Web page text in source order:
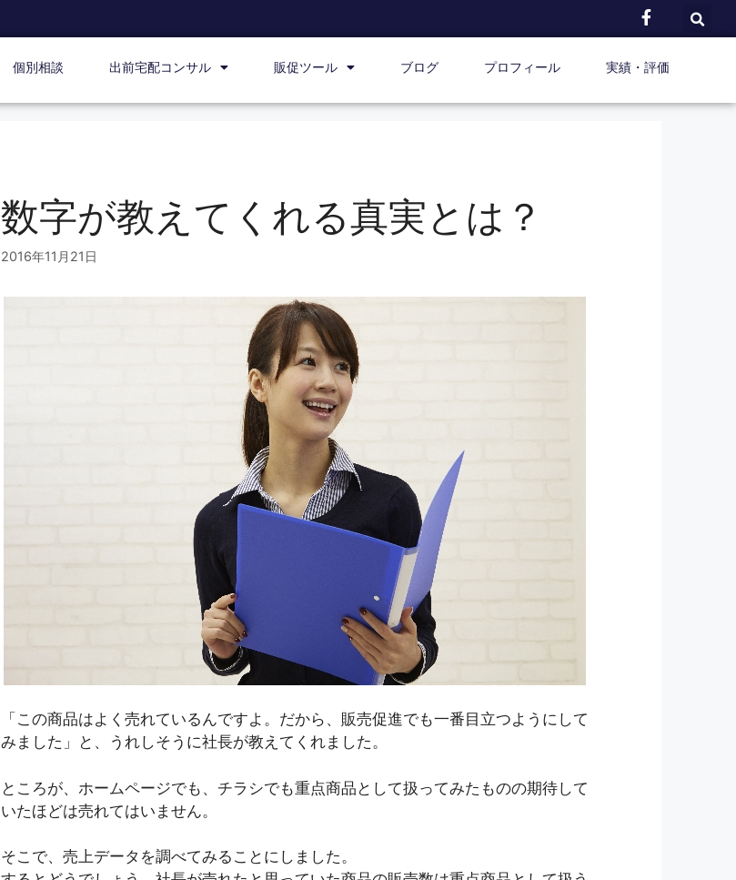
個別相談 出前宅配コンサル 販促ツール ブログ プロフィール 実績・評価
数字が教えてくれる真実とは？
2016年11月21日
「この商品はよく売れているんですよ。だから、販売促進でも一番目立つようにして
みました」と、うれしそうに社長が教えてくれました。
ところが、ホームページでも、チラシでも重点商品として扱ってみたものの期待して
いたほどは売れてはいません。
そこで、売上データを調べてみることにしました。